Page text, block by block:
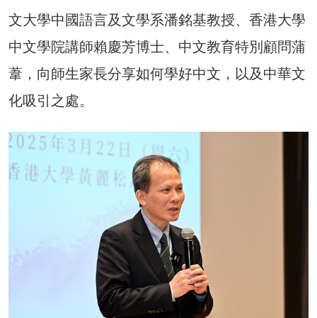
文大學中國語言及文學系潘銘基教授、香港大學
中文學院講師賴慶芳博士、中文教育特別顧問蒲
葦，向師生家長分享如何學好中文，以及中華文
化吸引之處。